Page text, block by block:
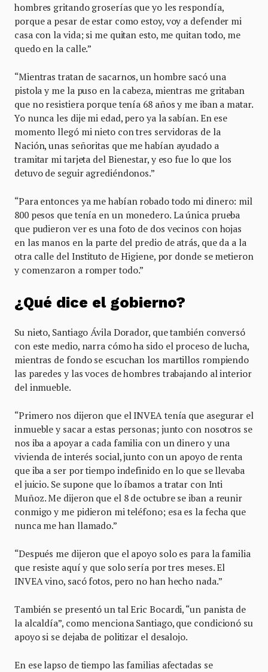
hombres gritando groserías que yo les respondía,
porque a pesar de estar como estoy, voy a defender mi
casa con la vida; si me quitan esto, me quitan todo, me
quedo en la calle.”
“Mientras tratan de sacarnos, un hombre sacó una
pistola y me la puso en la cabeza, mientras me gritaban
que no resistiera porque tenía 68 años y me iban a matar.
Yo nunca les dije mi edad, pero ya la sabían. En ese
momento llegó mi nieto con tres servidoras de la
Nación, unas señoritas que me habían ayudado a
tramitar mi tarjeta del Bienestar, y eso fue lo que los
detuvo de seguir agrediéndonos.”
“Para entonces ya me habían robado todo mi dinero: mil
800 pesos que tenía en un monedero. La única prueba
que pudieron ver es una foto de dos vecinos con hojas
en las manos en la parte del predio de atrás, que da a la
otra calle del Instituto de Higiene, por donde se metieron
y comenzaron a romper todo.”
¿Qué dice el gobierno?
Su nieto, Santiago Ávila Dorador, que también conversó
con este medio, narra cómo ha sido el proceso de lucha,
mientras de fondo se escuchan los martillos rompiendo
las paredes y las voces de hombres trabajando al interior
del inmueble.
“Primero nos dijeron que el INVEA tenía que asegurar el
inmueble y sacar a estas personas; junto con nosotros se
nos iba a apoyar a cada familia con un dinero y una
vivienda de interés social, junto con un apoyo de renta
que iba a ser por tiempo indefinido en lo que se llevaba
el juicio. Se supone que lo íbamos a tratar con Inti
Muñoz. Me dijeron que el 8 de octubre se iban a reunir
conmigo y me pidieron mi teléfono; esa es la fecha que
nunca me han llamado.”
“Después me dijeron que el apoyo solo es para la familia
que resiste aquí y que solo sería por tres meses. El
INVEA vino, sacó fotos, pero no han hecho nada.”
También se presentó un tal Eric Bocardi, “un panista de
la alcaldía”, como menciona Santiago, que condicionó su
apoyo si se dejaba de politizar el desalojo.
En ese lapso de tiempo las familias afectadas se